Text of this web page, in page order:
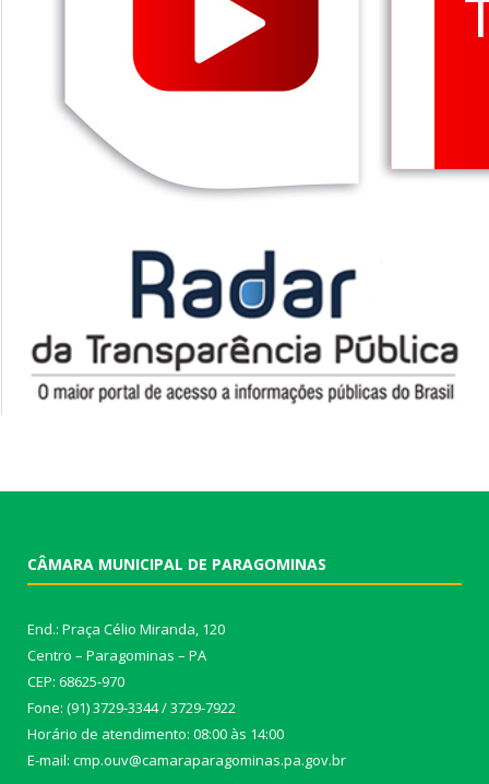
CÂMARA MUNICIPAL DE PARAGOMINAS
End.: Praça Célio Miranda, 120
Centro – Paragominas – PA
CEP: 68625-970
Fone: (91) 3729-3344 / 3729-7922
Horário de atendimento: 08:00 às 14:00
E-mail: cmp.ouv@camaraparagominas.pa.gov.br